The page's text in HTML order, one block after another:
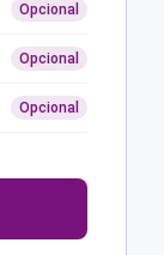
Opcional
Opcional
Opcional